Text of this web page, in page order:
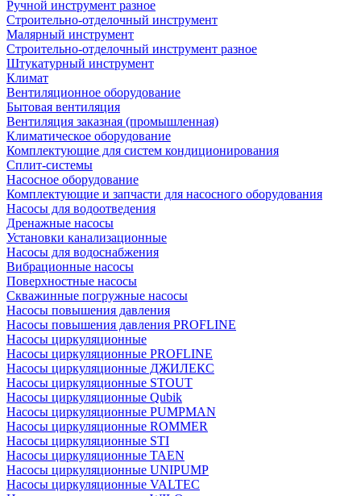
Ручной инструмент разное
Строительно-отделочный инструмент
Малярный инструмент
Строительно-отделочный инструмент разное
Штукатурный инструмент
Климат
Вентиляционное оборудование
Бытовая вентиляция
Вентиляция заказная (промышленная)
Климатическое оборудование
Комплектующие для систем кондиционирования
Сплит-системы
Насосное оборудование
Комплектующие и запчасти для насосного оборудования
Насосы для водоотведения
Дренажные насосы
Установки канализационные
Насосы для водоснабжения
Вибрационные насосы
Поверхностные насосы
Скважинные погружные насосы
Насосы повышения давления
Насосы повышения давления PROFLINE
Насосы циркуляционные
Насосы циркуляционные PROFLINE
Насосы циркуляционные ДЖИЛЕКС
Насосы циркуляционные STOUT
Насосы циркуляционные Qubik
Насосы циркуляционные PUMPMAN
Насосы циркуляционные ROMMER
Насосы циркуляционные STI
Насосы циркуляционные TAEN
Насосы циркуляционные UNIPUMP
Насосы циркуляционные VALTEC